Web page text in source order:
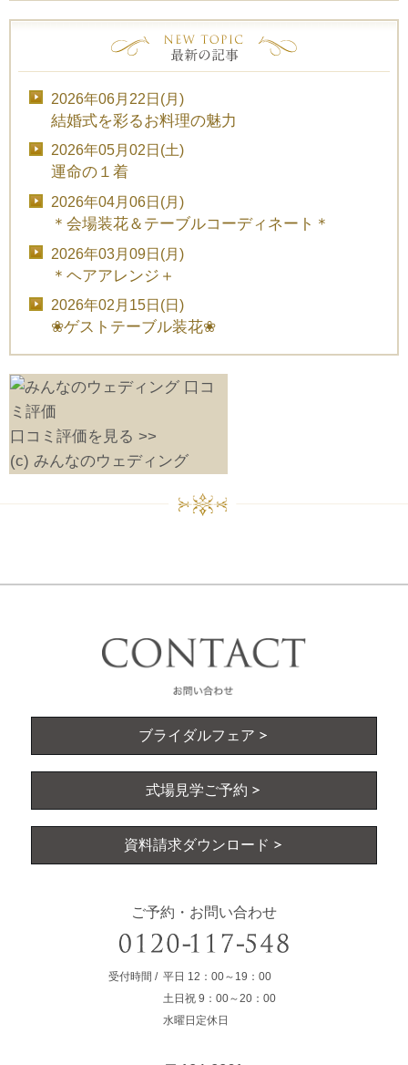
2026年06月22日(月)
結婚式を彩るお料理の魅力
2026年05月02日(土)
運命の１着
2026年04月06日(月)
＊会場装花＆テーブルコーディネート＊
2026年03月09日(月)
＊ヘアアレンジ＋
2026年02月15日(日)
❀ゲストテーブル装花❀
口コミ評価を見る >>
(c) みんなのウェディング
ブライダルフェア
式場見学ご予約
資料請求ダウンロード
ご予約・お問い合わせ
受付時間 平日 12：00～19：00
土日祝 9：00～20：00
水曜日定休日